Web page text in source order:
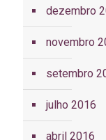
dezembro
novembro
setembro
julho 2016
abril 2016